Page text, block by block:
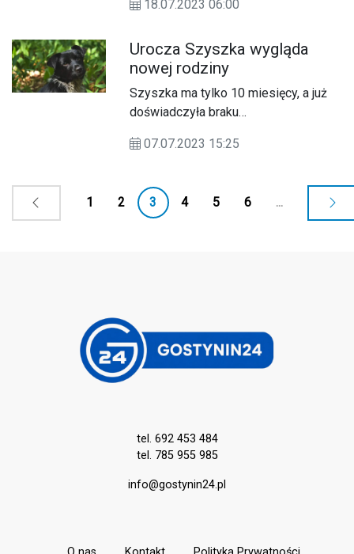
Maluchy to słodycz, radość i energia.
18.07.2023 06:00
Urocza Szyszka wygląda
nowej rodziny
Szyszka ma tylko 10 miesięcy, a już
doświadczyła braku
siostrą zostały porzucone w lesie
07.07.2023 15:25
1 2 3 4 5 6 ...
tel. 692 453 484
tel. 785 955 985
info@gostynin24.pl